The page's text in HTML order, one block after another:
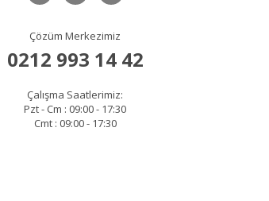
Çözüm Merkezimiz
0212 993 14 42
Çalışma Saatlerimiz:
Pzt - Cm : 09:00 - 17:30
Cmt : 09:00 - 17:30